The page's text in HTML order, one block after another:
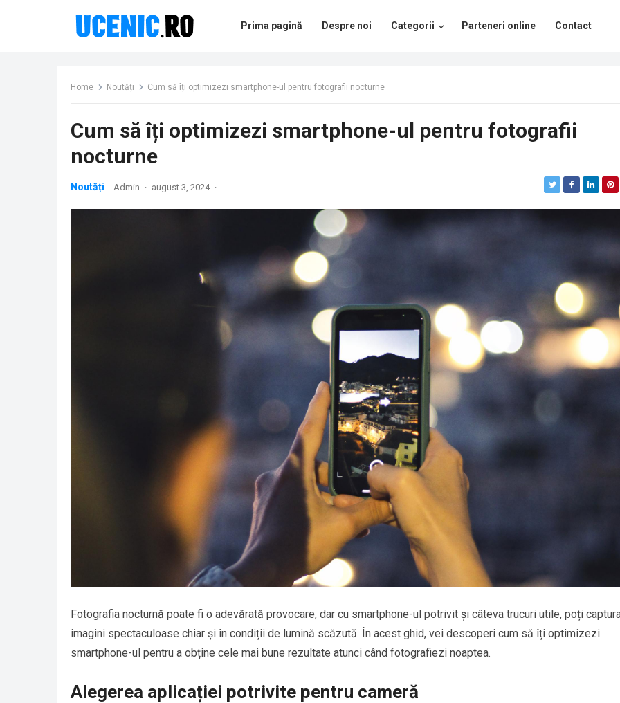
Prima pagină Despre noi Categorii Parteneri online Contact
Home Noutăți Cum să îți optimizezi smartphone-ul pentru fotografii nocturne
Cum să îți optimizezi smartphone-ul pentru fotografii
nocturne
Noutăți Admin · august 3, 2024 ·
Fotografia nocturnă poate fi o adevărată provocare, dar cu smartphone-ul potrivit și câteva trucuri utile, poți
imagini spectaculoase chiar și în condiții de lumină scăzută. În acest ghid, vei descoperi cum să îți optimizezi
smartphone-ul pentru a obține cele mai bune rezultate atunci când fotografiezi noaptea.
Alegerea aplicației potrivite pentru cameră